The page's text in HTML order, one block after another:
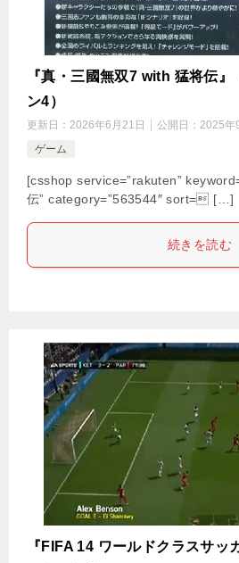
『真・三國無双7 with 猛将伝』
ン4）
更新日： 2026年6月21日 公開日： 2025年
ゲーム
[csshop service=”rakuten”
伝” category=”563544″ sort= […]
続きを読む
『FIFA 14 ワールドクラスサッ